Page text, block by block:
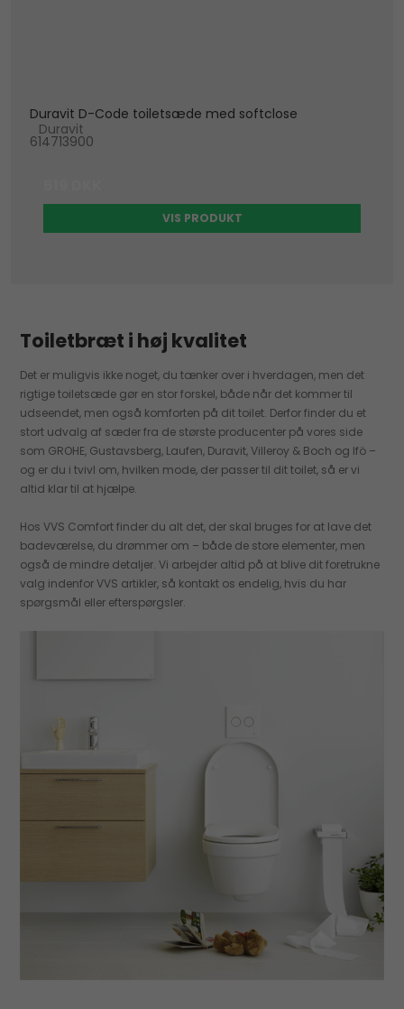
Duravit D-Code toiletsæde med softclose
Duravit
614713900
VIS PRODUKT
Toiletbræt i høj kvalitet
Det er muligvis ikke noget, du tænker over i hverdagen, men det
rigtige toiletsæde gør en stor forskel, både når det kommer til
udseendet, men også komforten på dit toilet. Derfor finder du et
stort udvalg af sæder fra de største producenter på vores side
som GROHE, Gustavsberg, Laufen, Duravit, Villeroy & Boch og Ifö –
og er du i tvivl om, hvilken mode, der passer til dit toilet, så er vi
altid klar til at hjælpe.
Hos VVS Comfort finder du alt det, der skal bruges for at lave det
badeværelse, du drømmer om – både de store elementer, men
også de mindre detaljer. Vi arbejder altid på at blive dit foretrukne
valg indenfor VVS artikler, så kontakt os endelig, hvis du har
spørgsmål eller efterspørgsler.